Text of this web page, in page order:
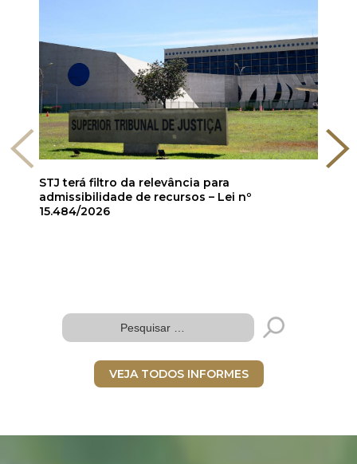
Folder digital
STJ terá filtro da relevância para
admissibilidade de recursos – Lei nº
15.484/2026
VEJA TODOS INFORMES